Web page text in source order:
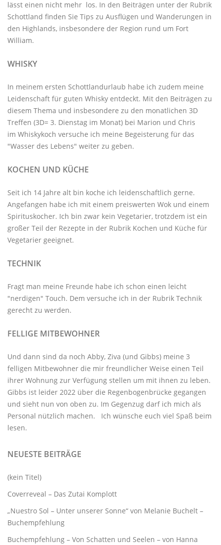
lässt einen nicht mehr los. In den Beiträgen unter der Rubrik
Schottland finden Sie Tips zu Ausflügen und Wanderungen in
den Highlands, insbesondere der Region rund um Fort
William.
WHISKY
In meinem ersten Schottlandurlaub habe ich zudem meine
Leidenschaft für guten Whisky entdeckt. Mit den Beiträgen zu
diesem Thema und insbesondere zu den monatlichen 3D
Treffen (3D= 3. Dienstag im Monat) bei Marion und Chris
im Whiskykoch versuche ich meine Begeisterung für das
"Wasser des Lebens" weiter zu geben.
KOCHEN UND KÜCHE
Seit ich 14 Jahre alt bin koche ich leidenschaftlich gerne.
Angefangen habe ich mit einem preiswerten Wok und einem
Spirituskocher. Ich bin zwar kein Vegetarier, trotzdem ist ein
großer Teil der Rezepte in der Rubrik Kochen und Küche für
Vegetarier geeignet.
TECHNIK
Fragt man meine Freunde habe ich schon einen leicht
"nerdigen" Touch. Dem versuche ich in der Rubrik Technik
gerecht zu werden.
FELLIGE MITBEWOHNER
Und dann sind da noch Abby, Ziva (und Gibbs) meine 3
felligen Mitbewohner die mir freundlicher Weise einen Teil
ihrer Wohnung zur Verfügung stellen um mit ihnen zu leben.
Gibbs ist leider 2022 über die Regenbogenbrücke gegangen
und sieht nun von oben zu. Im Gegenzug darf ich mich als
Personal nützlich machen. Ich wünsche euch viel Spaß beim
lesen.
NEUESTE BEITRÄGE
(kein Titel)
Coverreveal – Das Zutai Komplott
„Nuestro Sol – Unter unserer Sonne“ von Melanie Buchelt –
Buchempfehlung
Buchempfehlung – Von Schatten und Seelen – von Hanna